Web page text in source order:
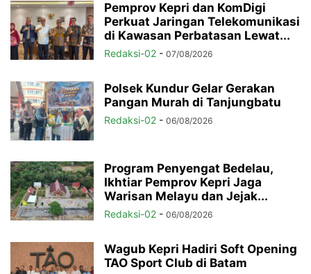
Pemprov Kepri dan KomDigi
Perkuat Jaringan Telekomunikasi
di Kawasan Perbatasan Lewat...
Redaksi-02 - 07/08/2026
Polsek Kundur Gelar Gerakan
Pangan Murah di Tanjungbatu
Redaksi-02 - 06/08/2026
Program Penyengat Bedelau,
Ikhtiar Pemprov Kepri Jaga
Warisan Melayu dan Jejak...
Redaksi-02 - 06/08/2026
Wagub Kepri Hadiri Soft Opening
TAO Sport Club di Batam